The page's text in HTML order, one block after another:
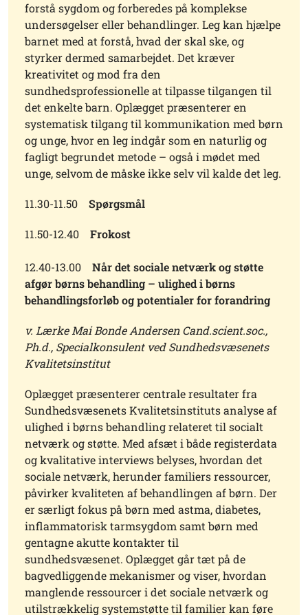
forstå sygdom og forberedes på komplekse
undersøgelser eller behandlinger. Leg kan hjælpe
barnet med at forstå, hvad der skal ske, og
styrker dermed samarbejdet. Det kræver
kreativitet og mod fra den
sundhedsprofessionelle at tilpasse tilgangen til
det enkelte barn. Oplægget præsenterer en
systematisk tilgang til kommunikation med børn
og unge, hvor en leg indgår som en naturlig og
fagligt begrundet metode – også i mødet med
unge, selvom de måske ikke selv vil kalde det leg.
11.30-11.50 Spørgsmål
11.50-12.40 Frokost
12.40-13.00 Når det sociale netværk og støtte
afgør børns behandling – ulighed i børns
behandlingsforløb og potentialer for forandring
v. Lærke Mai Bonde Andersen Cand.scient.soc.,
Ph.d., Specialkonsulent ved Sundhedsvæsenets
Kvalitetsinstitut
Oplægget præsenterer centrale resultater fra
Sundhedsvæsenets Kvalitetsinstituts analyse af
ulighed i børns behandling relateret til socialt
netværk og støtte. Med afsæt i både registerdata
og kvalitative interviews belyses, hvordan det
sociale netværk, herunder familiers ressourcer,
påvirker kvaliteten af behandlingen af børn. Der
er særligt fokus på børn med astma, diabetes,
inflammatorisk tarmsygdom samt børn med
gentagne akutte kontakter til
sundhedsvæsenet. Oplægget går tæt på de
bagvedliggende mekanismer og viser, hvordan
manglende ressourcer i det sociale netværk og
utilstrækkelig systemstøtte til familier kan føre